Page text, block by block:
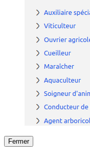
Fermer